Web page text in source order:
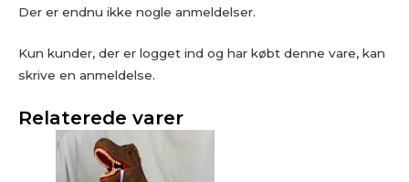
Der er endnu ikke nogle anmeldelser.
Kun kunder, der er logget ind og har købt denne vare, kan
skrive en anmeldelse.
Relaterede varer